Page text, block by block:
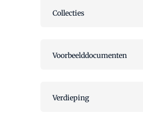
Collecties
Voorbeelddocumenten
Verdieping